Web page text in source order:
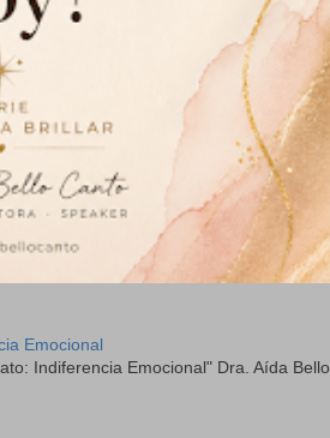
Emocional
Indiferencia Emocional" Dra. Aída Bello